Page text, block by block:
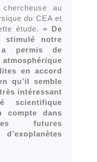
au
du CEA et
étude. « De
stimulé notre
permis de
en accord
qu’il semble
intéressant
scientifique
compte dans
futures